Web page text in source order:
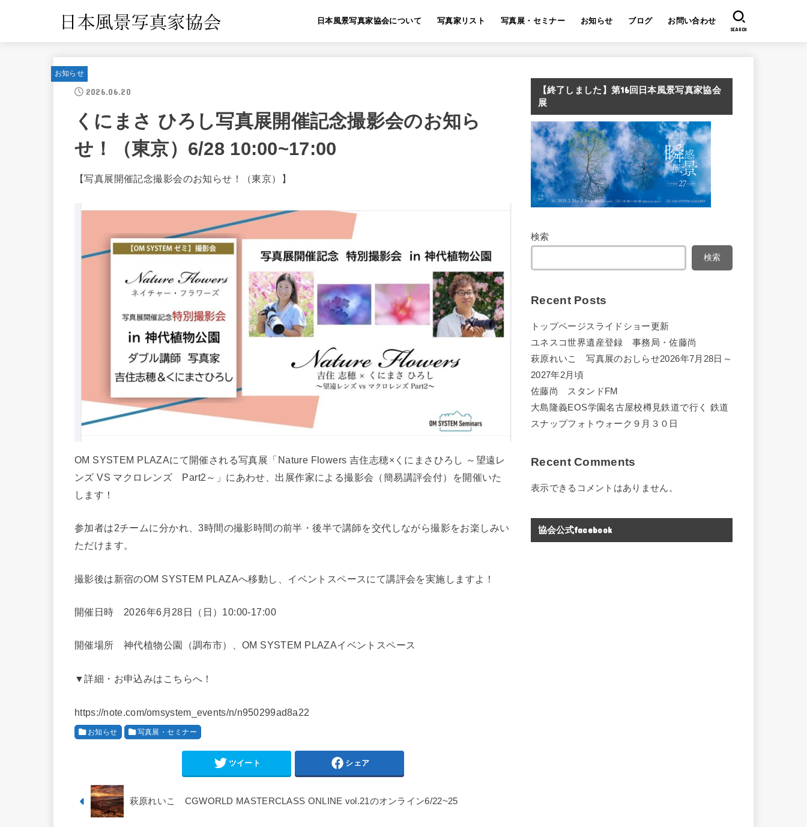
日本風景写真家協会について 写真家リスト 写真展・セミナー お知らせ ブログ お問い合わせ
SEARCH
お知らせ
2026.06.20
くにまさ ひろし写真展開催記念撮影会のお知ら
せ！（東京）6/28 10:00~17:00
【写真展開催記念撮影会のお知らせ！（東京）】
OM SYSTEM PLAZAにて開催される写真展「Nature Flowers 吉住志穂×くにまさひろし ～望遠レ
ンズ VS マクロレンズ Part2～」にあわせ、出展作家による撮影会（簡易講評会付）を開催いた
します！
参加者は2チームに分かれ、3時間の撮影時間の前半・後半で講師を交代しながら撮影をお楽しみい
ただけます。
撮影後は新宿のOM SYSTEM PLAZAへ移動し、イベントスペースにて講評会を実施しますよ！
開催日時 2026年6月28日（日）10:00-17:00
開催場所 神代植物公園（調布市）、OM SYSTEM PLAZAイベントスペース
▼詳細・お申込みはこちらへ！
https://note.com/omsystem_events/n/n950299ad8a22
お知らせ 写真展・セミナー
ツイート シェア
萩原れいこ CGWORLD MASTERCLASS ONLINE vol.21のオンライン6/22~25
【終了しました】第16回日本風景写真家協会
展
検索
検索
Recent Posts
トップページスライドショー更新
ユネスコ世界遺産登録 事務局・佐藤尚
萩原れいこ 写真展のおしらせ2026年7月28日～
2027年2月頃
佐藤尚 スタンドFM
大島隆義EOS学園名古屋校樽見鉄道で行く 鉄道
スナップフォトウォーク９月３０日
Recent Comments
表示できるコメントはありません。
協会公式facebook